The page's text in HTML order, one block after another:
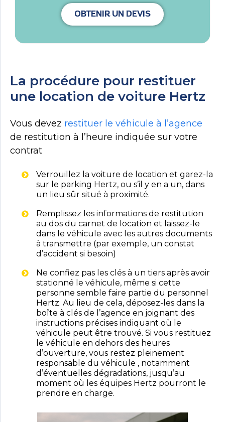
OBTENIR UN DEVIS
La procédure pour restituer
une location de voiture Hertz
Vous devez restituer le véhicule à l’agence
de restitution à l’heure indiquée sur votre
contrat
Verrouillez la voiture de location et garez-la
sur le parking Hertz, ou s’il y en a un, dans
un lieu sûr situé à proximité.
Remplissez les informations de restitution
au dos du carnet de location et laissez-le
dans le véhicule avec les autres documents
à transmettre (par exemple, un constat
d’accident si besoin)
Ne confiez pas les clés à un tiers après avoir
stationné le véhicule, même si cette
personne semble faire partie du personnel
Hertz. Au lieu de cela, déposez-les dans la
boîte à clés de l’agence en joignant des
instructions précises indiquant où le
véhicule peut être trouvé. Si vous restituez
le véhicule en dehors des heures
d’ouverture, vous restez pleinement
responsable du véhicule , notamment
d’éventuelles dégradations, jusqu’au
moment où les équipes Hertz pourront le
prendre en charge.